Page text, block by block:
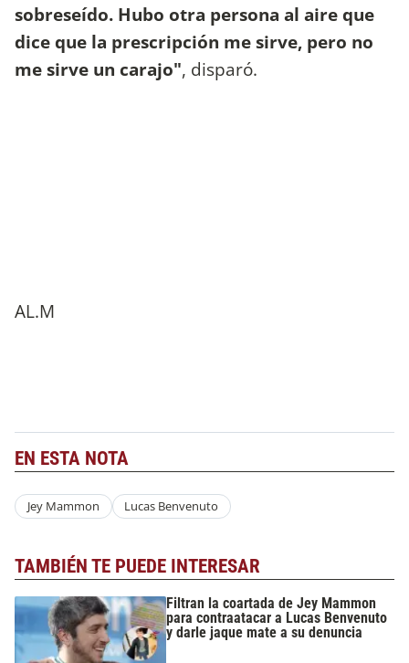
sobreseído. Hubo otra persona al aire que
dice que la prescripción me sirve, pero no
me sirve un carajo", disparó.
AL.M
EN ESTA NOTA
Jey Mammon Lucas Benvenuto
TAMBIÉN TE PUEDE INTERESAR
Filtran la coartada de Jey Mammon
para contraatacar a Lucas Benvenuto
y darle jaque mate a su denuncia